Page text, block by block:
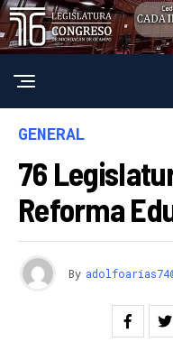
GENERAL
76
Reforma
By